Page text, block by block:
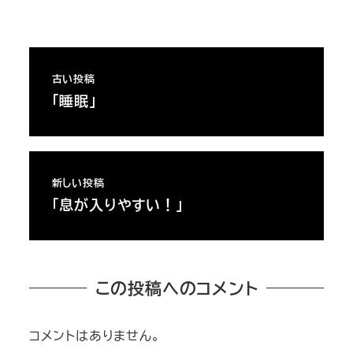
古い投稿
「睡眠」
新しい投稿
「息が入りやすい！」
この投稿へのコメント
コメントはありません。